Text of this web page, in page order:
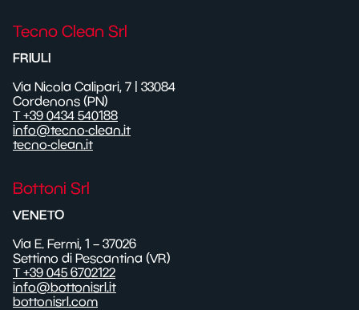
Tecno Clean Srl
FRIULI
Via Nicola Calipari, 7 | 33084
Cordenons (PN)
T +39 0434 540188
info@tecno-clean.it
tecno-clean.it
Bottoni Srl
VENETO
Via E. Fermi, 1 – 37026
Settimo di Pescantina (VR)
T +39 045 6702122
info@bottonisrl.it
bottonisrl.com